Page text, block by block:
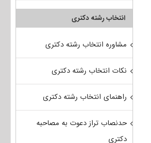
انتخاب رشته دکتری
مشاوره انتخاب رشته دکتری
نکات انتخاب رشته دکتری
راهنمای انتخاب رشته دکتری
حدنصاب تراز دعوت به مصاحبه
دکتری